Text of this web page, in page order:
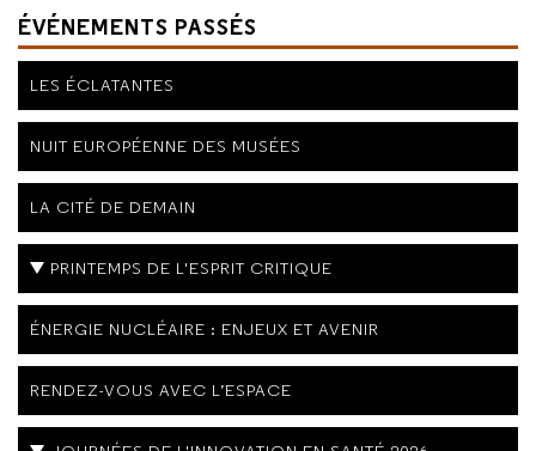
ÉVÉNEMENTS PASSÉS
LES ÉCLATANTES
NUIT EUROPÉENNE DES MUSÉES
LA CITÉ DE DEMAIN
PRINTEMPS DE L'ESPRIT CRITIQUE
ÉNERGIE NUCLÉAIRE : ENJEUX ET AVENIR
RENDEZ-VOUS AVEC L’ESPACE